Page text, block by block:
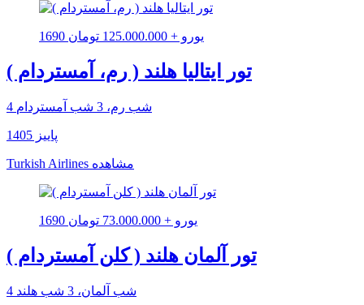
1690 یورو + 125.000.000 تومان
تور ایتالیا هلند ( رم، آمستردام )
4 شب رم، 3 شب آمستردام
پاییز 1405
Turkish Airlines مشاهده
1690 یورو + 73.000.000 تومان
تور آلمان هلند ( کلن آمستردام )
4 شب آلمان، 3 شب هلند